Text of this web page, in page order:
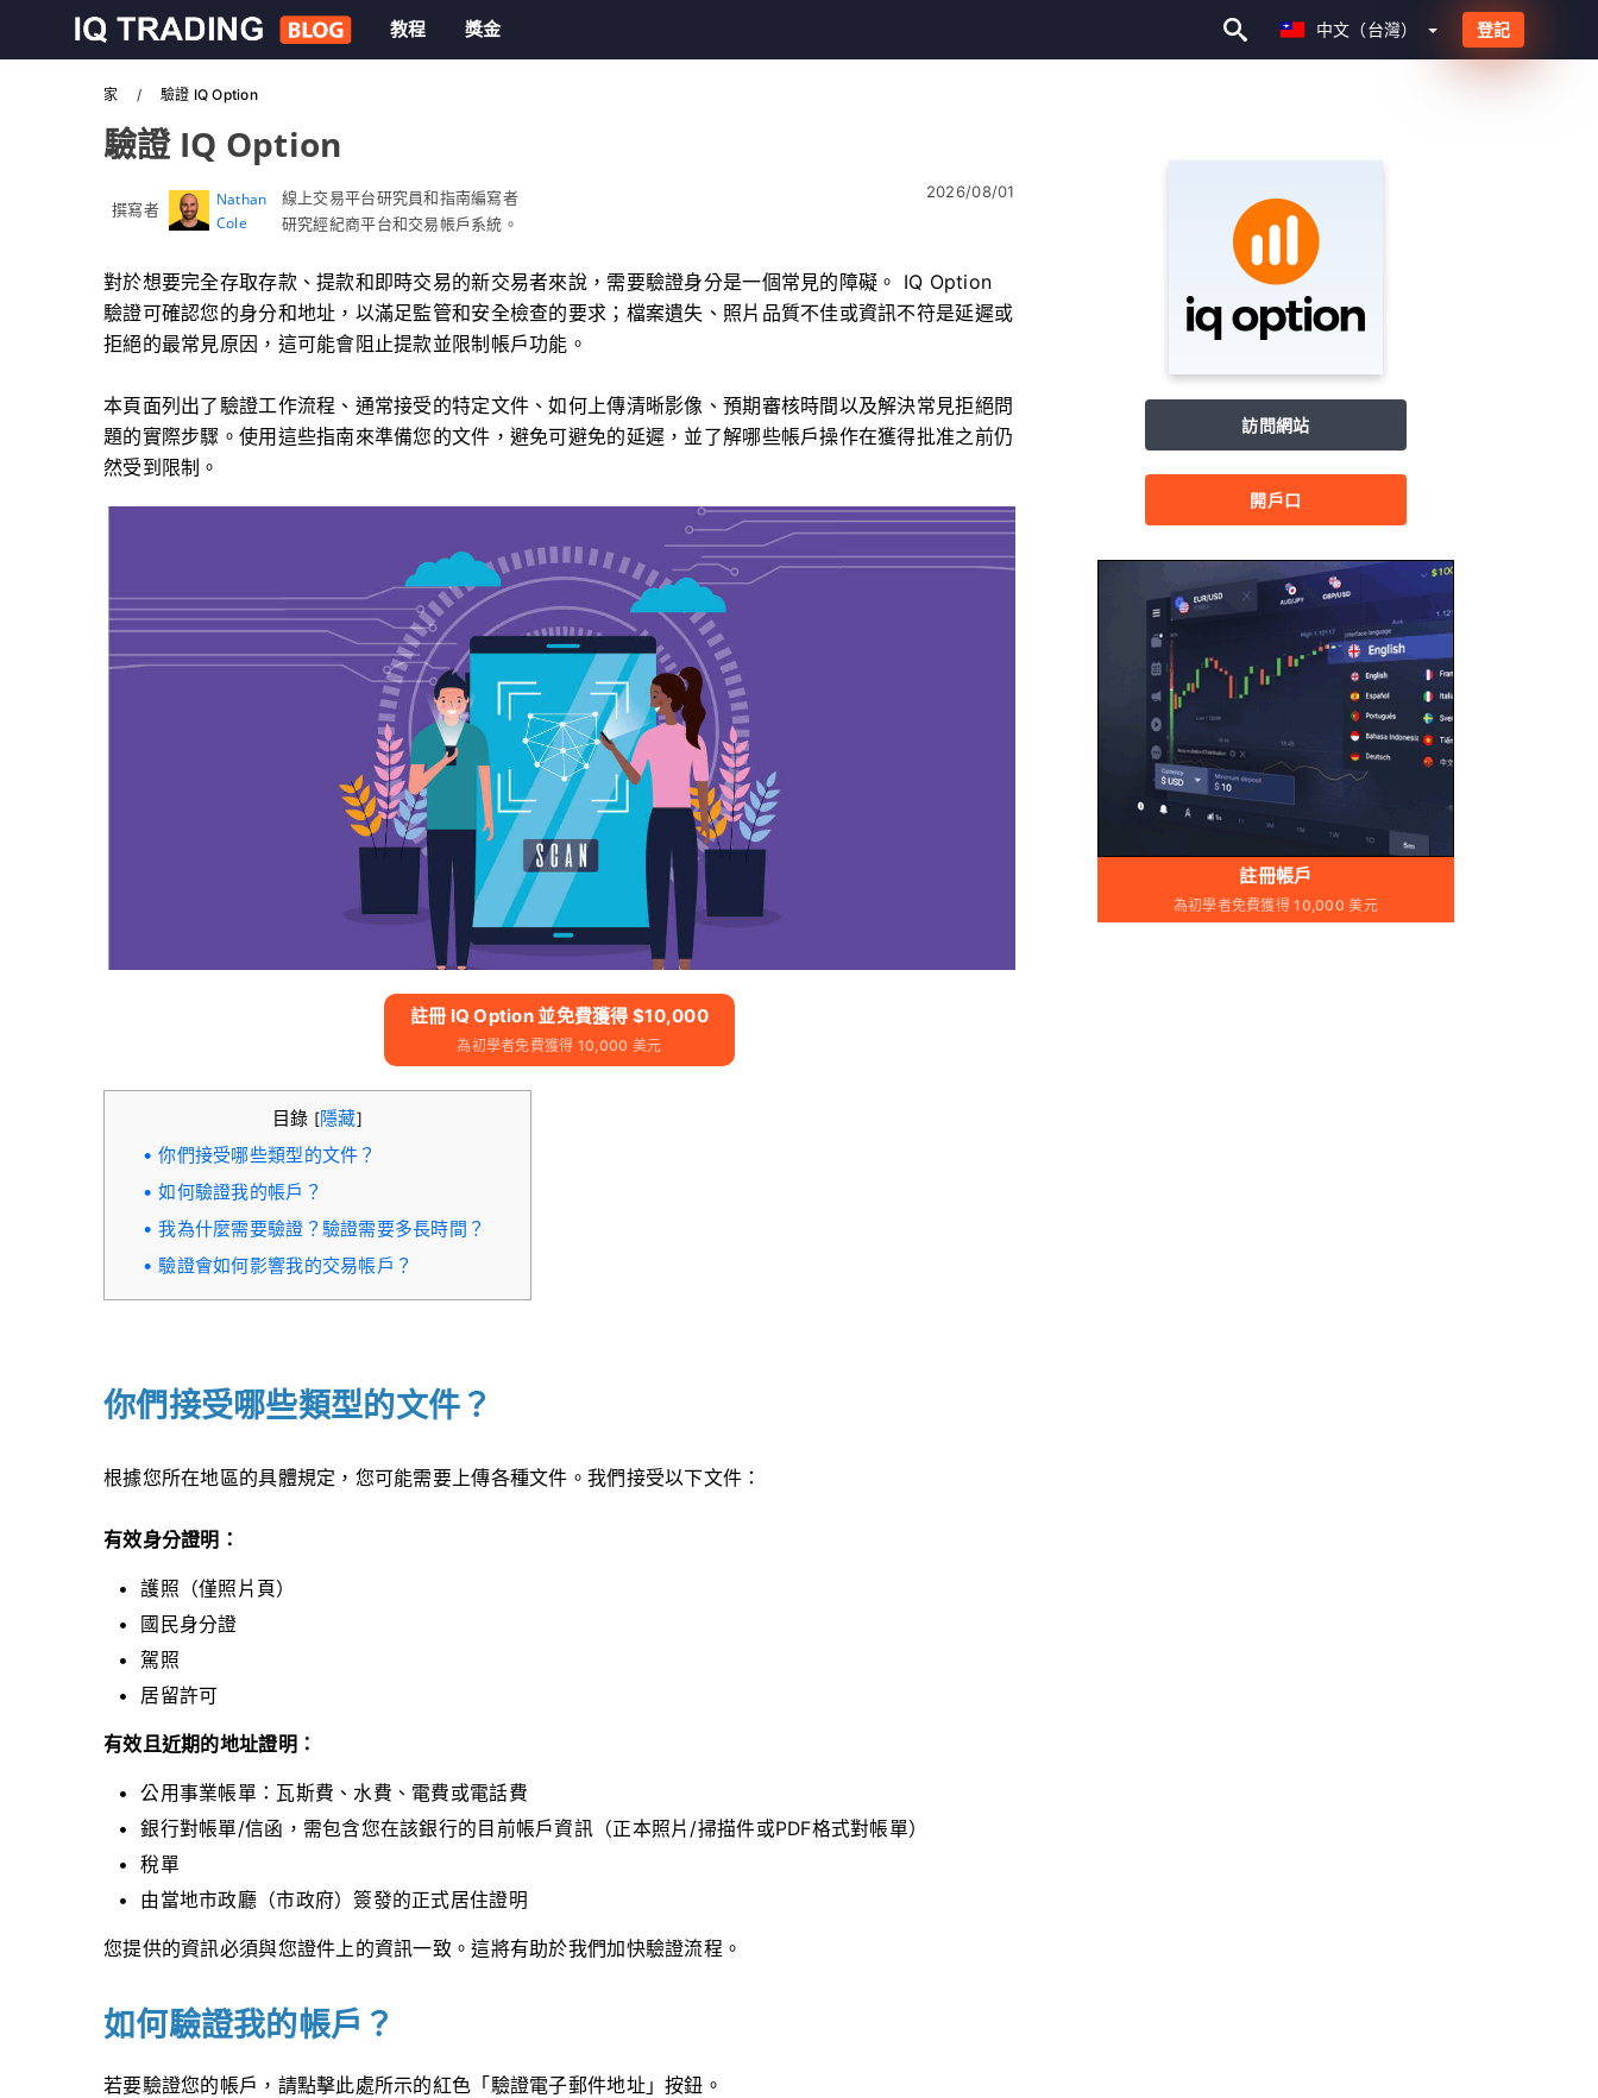
中文（台灣）
教程 獎金 中文（台灣） 登記
家 驗證 IQ Option
驗證 IQ Option
撰寫者
Nathan
Cole
線上交易平台研究員和指南編寫者
研究經紀商平台和交易帳戶系統。
2026/08/01
對於想要完全存取存款、提款和即時交易的新交易者來說，需要驗證身分是一個常見的障礙。 IQ Option
驗證可確認您的身分和地址，以滿足監管和安全檢查的要求；檔案遺失、照片品質不佳或資訊不符是延遲或
拒絕的最常見原因，這可能會阻止提款並限制帳戶功能。
本頁面列出了驗證工作流程、通常接受的特定文件、如何上傳清晰影像、預期審核時間以及解決常見拒絕問
題的實際步驟。使用這些指南來準備您的文件，避免可避免的延遲，並了解哪些帳戶操作在獲得批准之前仍
然受到限制。
註冊 IQ Option 並免費獲得 $10,000
為初學者免費獲得 10,000 美元
目錄 [隱藏]
你們接受哪些類型的文件？
如何驗證我的帳戶？
我為什麼需要驗證？驗證需要多長時間？
驗證會如何影響我的交易帳戶？
你們接受哪些類型的文件？
根據您所在地區的具體規定，您可能需要上傳各種文件。我們接受以下文件：
有效身分證明：
護照（僅照片頁）
國民身分證
駕照
居留許可
有效且近期的地址證明：
公用事業帳單：瓦斯費、水費、電費或電話費
銀行對帳單/信函，需包含您在該銀行的目前帳戶資訊（正本照片/掃描件或PDF格式對帳單）
稅單
由當地市政廳（市政府）簽發的正式居住證明
您提供的資訊必須與您證件上的資訊一致。這將有助於我們加快驗證流程。
如何驗證我的帳戶？
若要驗證您的帳戶，請點擊此處所示的紅色「驗證電子郵件地址」按鈕。
訪問網站
開戶口
註冊帳戶
為初學者免費獲得 10,000 美元